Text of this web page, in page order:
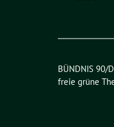
BÜNDNIS 90/
freie grüne